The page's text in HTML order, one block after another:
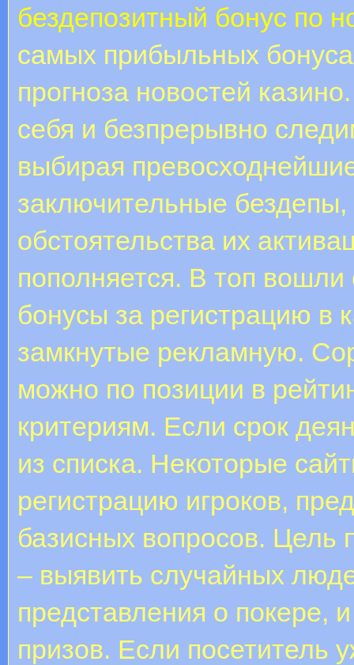
бездепозитный бонус по
самых прибыльных
прогноза новостей
себя и безпрерывно
выбирая
заключительные
обстоятельства их
пополняется. В топ
бонусы за регистрацию в
замкнутые рекламную.
можно по позиции в
критериям. Если срок
из списка. Некоторые
регистрацию игроков,
базисных вопросов. Цель
– выявить случайных
представления о покере,
призов. Если посетитель